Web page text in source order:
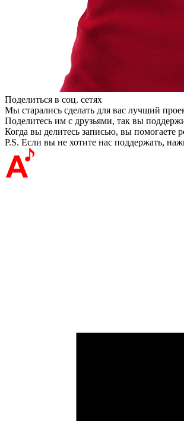
Поделиться в соц. сетях
Мы старались сделать для вас лучший
Поделитесь им с друзьями, так вы
Когда вы делитесь записью, вы помогаете
P.S. Если вы не хотите нас поддержать,